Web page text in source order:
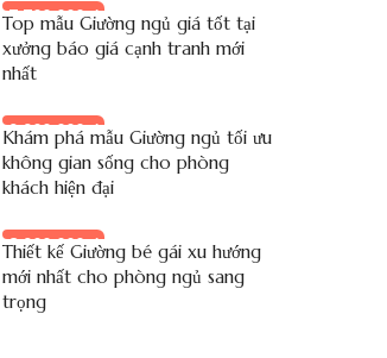
7.700.000 đ
Top mẫu Giường ngủ giá tốt tại
xưởng báo giá cạnh tranh mới
nhất
9.900.000 đ
Khám phá mẫu Giường ngủ tối ưu
không gian sống cho phòng
khách hiện đại
8.900.000 đ
Thiết kế Giường bé gái xu hướng
mới nhất cho phòng ngủ sang
trọng